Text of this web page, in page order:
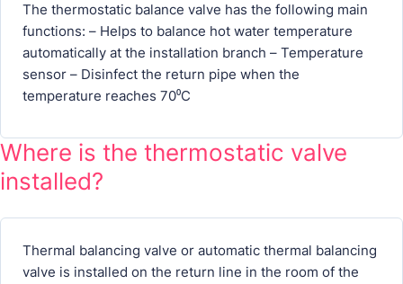
The thermostatic balance valve has the following main
functions: – Helps to balance hot water temperature
automatically at the installation branch – Temperature
sensor – Disinfect the return pipe when the
temperature reaches 70⁰C
Where is the thermostatic valve
installed?
Thermal balancing valve or automatic thermal balancing
valve is installed on the return line in the room of the